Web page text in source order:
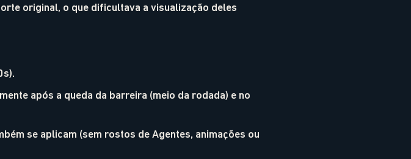
original, o que dificultava a visualização deles
após a queda da barreira (meio da rodada) e no
se aplicam (sem rostos de Agentes, animações ou